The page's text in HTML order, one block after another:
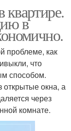
в
проблеме, как
что
способом.
открытые окна, а
через
комнате.